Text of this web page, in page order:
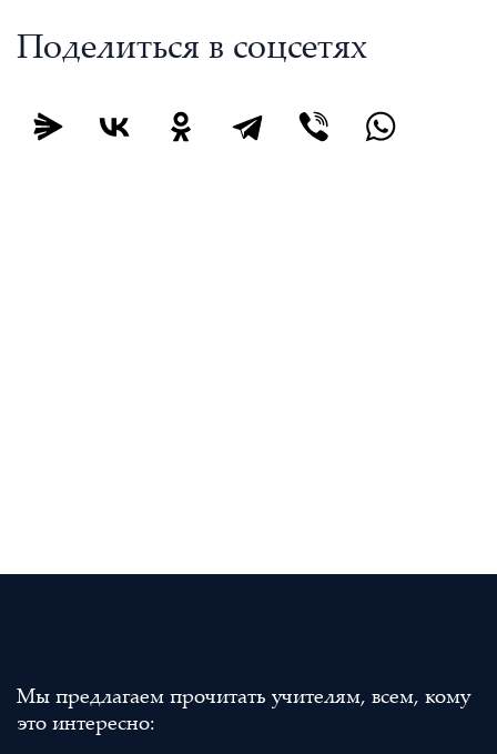
Поделиться в соцсетях
Мы предлагаем прочитать учителям, всем, кому
это интересно: